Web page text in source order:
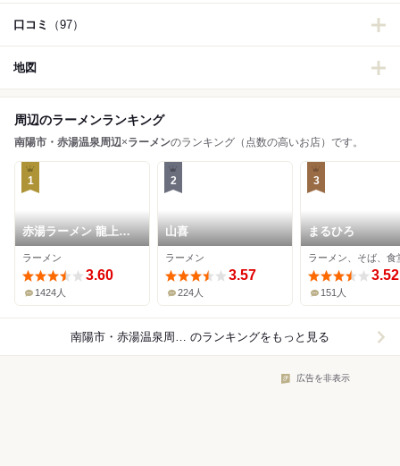
口コミ （97）
地図
周辺のラーメンランキング
南陽市・赤湯温泉周辺×ラーメンのランキング（点数の高いお店）です。
1
赤湯ラーメン 龍上海
赤湯本店
ラーメン
3.60
1424人
2
山喜
ラーメン
3.57
224人
3
まるひろ
ラーメン、そば、食
3.52
151人
南陽市・赤湯温泉周辺×ラーメン のランキングをもっと見る
広告を非表示